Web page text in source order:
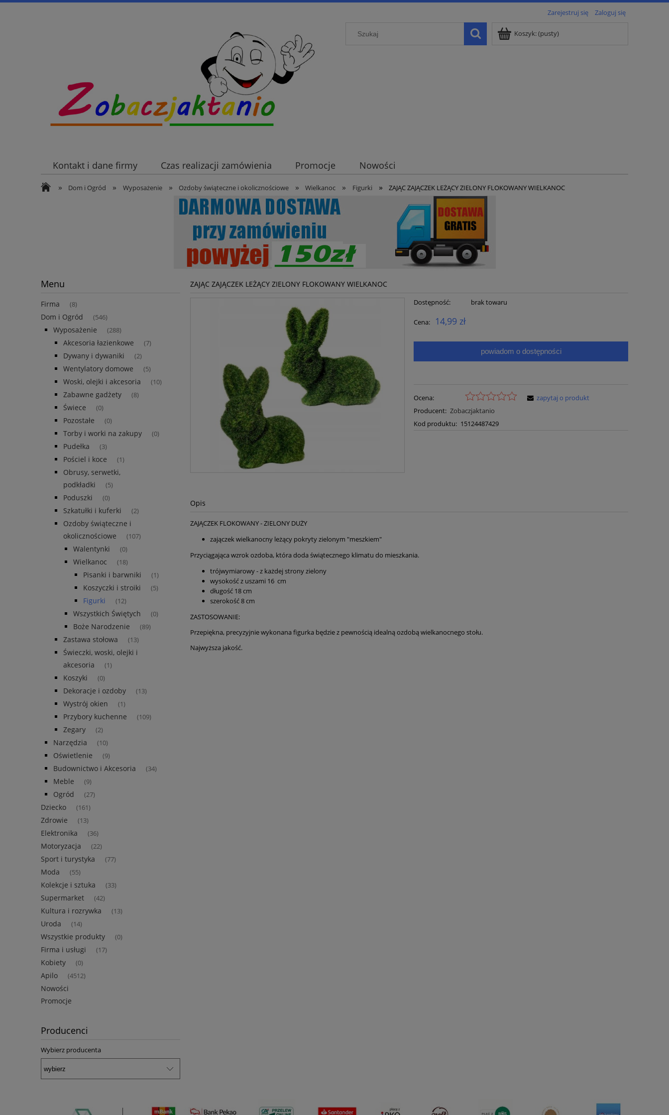
Zarejestruj się Zaloguj się
Koszyk:(pusty)
Kontakt i dane firmy Czas realizacji zamówienia Promocje Nowości
» Dom i Ogród » Wyposażenie » Ozdoby świąteczne i okolicznościowe » Wielkanoc » Figurki » ZAJĄC ZAJĄCZEK LEŻĄCY ZIELONY FLOKOWANY WIELKANOC
Menu
Firma (8)
Dom i Ogród (546)
Wyposażenie (288)
Akcesoria łazienkowe (7)
Dywany i dywaniki (2)
Wentylatory domowe (5)
Woski, olejki i akcesoria (10)
Zabawne gadżety (8)
Świece (0)
Pozostałe (0)
Torby i worki na zakupy (0)
Pudełka (3)
Pościel i koce (1)
Obrusy, serwetki,
podkładki
(5)
Poduszki (0)
Szkatułki i kuferki (2)
Ozdoby świąteczne i
okolicznościowe
(107)
Walentynki (0)
Wielkanoc (18)
Pisanki i barwniki (1)
Koszyczki i stroiki (5)
Figurki (12)
Wszystkich Świętych (0)
Boże Narodzenie (89)
Zastawa stołowa (13)
Świeczki, woski, olejki i
akcesoria
(1)
Koszyki (0)
Dekoracje i ozdoby (13)
Wystrój okien (1)
Przybory kuchenne (109)
Zegary (2)
Narzędzia (10)
Oświetlenie (9)
Budownictwo i Akcesoria (34)
Meble (9)
Ogród (27)
Dziecko (161)
Zdrowie (13)
Elektronika (36)
Motoryzacja (22)
Sport i turystyka (77)
Moda (55)
Kolekcje i sztuka (33)
Supermarket (42)
Kultura i rozrywka (13)
Uroda (14)
Wszystkie produkty (0)
Firma i usługi (17)
Kobiety (0)
Apilo (4512)
Nowości
Promocje
Producenci
Wybierz producenta
ZAJĄC ZAJĄCZEK LEŻĄCY ZIELONY FLOKOWANY WIELKANOC
Dostępność: brak towaru
Cena: 14,99 zł
powiadom o dostępności
Ocena:
Producent: Zobaczjaktanio
Kod produktu: 15124487429
zapytaj o produkt
Opis
ZAJĄCZEK FLOKOWANY - ZIELONY DUŻY
zajączek wielkanocny leżący pokryty zielonym "meszkiem"
Przyciągająca wzrok ozdoba, która doda świątecznego klimatu do mieszkania.
trójwymiarowy - z każdej strony zielony
wysokość z uszami 16 cm
długość 18 cm
szerokość 8 cm
ZASTOSOWANIE:
Przepiękna, precyzyjnie wykonana figurka będzie z pewnością idealną ozdobą wielkanocnego stołu.
Najwyższa jakość.